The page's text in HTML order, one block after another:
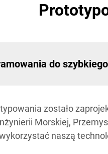
do
zostało
Morskiej,
naszą